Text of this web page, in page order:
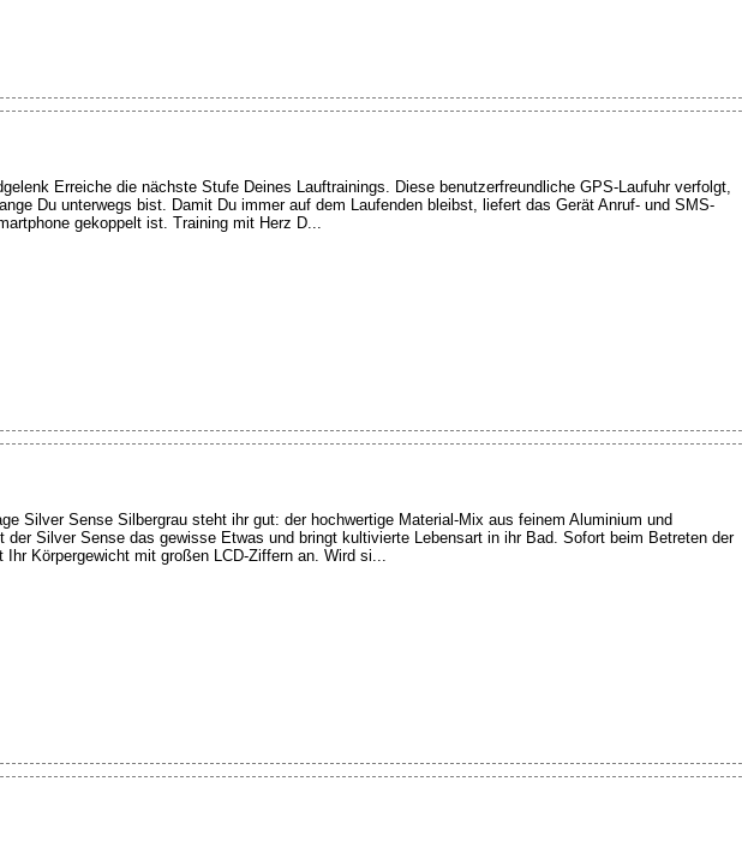
Erreiche die nächste Stufe Deines Lauftrainings. Diese benutzerfreundliche GPS-Laufuhr verfolgt,
Du unterwegs bist. Damit Du immer auf dem Laufenden bleibst, liefert das Gerät Anruf- und SMS-
gekoppelt ist. Training mit Herz D...
Silver Sense Silbergrau steht ihr gut: der hochwertige Material-Mix aus feinem Aluminium und
der Silver Sense das gewisse Etwas und bringt kultivierte Lebensart in ihr Bad. Sofort beim Betreten der
Körpergewicht mit großen LCD-Ziffern an. Wird si...